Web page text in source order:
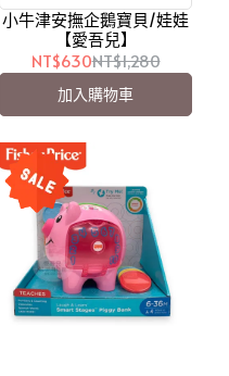
小牛津安撫企鵝寶貝/娃娃
【愛吾兒】
NT$630NT$1,280
加入購物車